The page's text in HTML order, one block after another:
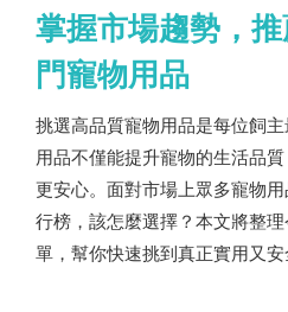
掌握市場趨勢，
門寵物用品
挑選高品質寵物用品是每位飼
用品不僅能提升寵物的生活品
更安心。面對市場上眾多寵物
行榜，該怎麼選擇？本文將整
單，幫你快速挑到真正實用又安